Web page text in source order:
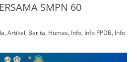
SMPN 60
, Artikel, Berita, Humas, Info, Info PPDB, Info